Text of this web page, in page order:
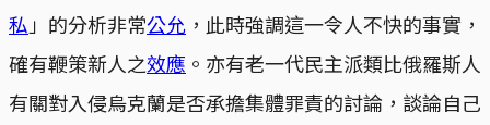
私 」的分析非常公允 ，此時強調這一令人不快的事實，
確有鞭策新人之效應 。亦有老一代民主派類比俄羅斯人
有關對入侵烏克蘭是否承擔集體罪責的討論，談論自己